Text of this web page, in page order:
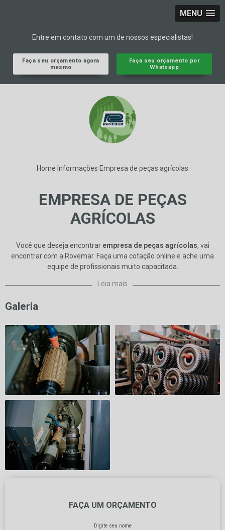
MENU
Entre em contato com um de nossos especialistas!
Faça seu orçamento agora
mesmo
Faça seu orçamento por
Whatsapp
Home Informações Empresa de peças agrícolas
EMPRESA DE PEÇAS
AGRÍCOLAS
Você que deseja encontrar empresa de peças agrícolas, vai
encontrar com a Rovemar. Faça uma cotação online e ache uma
equipe de profissionais muito capacitada.
Leia mais
Galeria
FAÇA UM ORÇAMENTO
Digite seu nome